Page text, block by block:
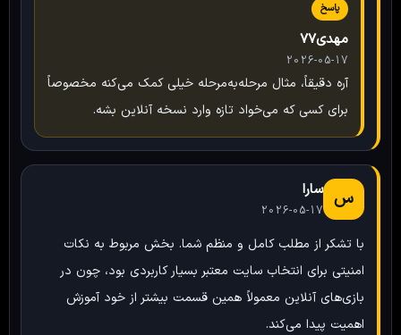
پاسخ
مهدی۷۷
2026-05-17
آره دقیقاً، مثال مرحله‌به‌مرحله خیلی کمک می‌کنه مخصوصاً
برای کسی که می‌خواد تازه وارد نسخه آنلاین بشه.
س سارا
2026-05-17
با تشکر از مطلب کامل و منظم شما. بخش مربوط به نکات
امنیتی برای انتخاب سایت معتبر بسیار کاربردی بود، چون در
بازی‌های آنلاین معمولاً همین قسمت بیشتر از خود آموزش
اهمیت پیدا می‌کند.